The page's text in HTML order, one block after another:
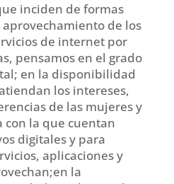
inciden de formas
aprovechamiento de los
de internet por
pensamos en el grado
en la disponibilidad
los intereses,
de las mujeres y
con la que cuentan
digitales y para
aplicaciones y
la